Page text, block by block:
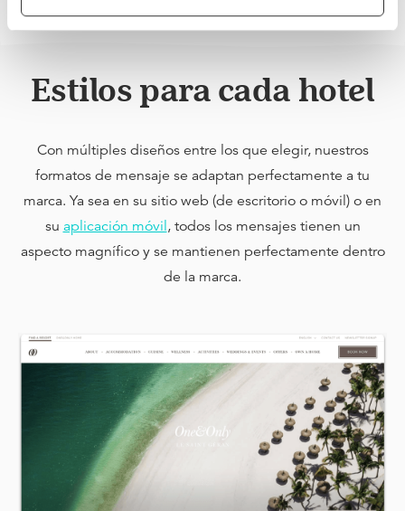
Estilos para cada hotel
Con múltiples diseños entre los que elegir, nuestros
formatos de mensaje se adaptan perfectamente a tu
marca. Ya sea en su sitio web (de escritorio o móvil) o en
su aplicación móvil, todos los mensajes tienen un
aspecto magnífico y se mantienen perfectamente dentro
de la marca.